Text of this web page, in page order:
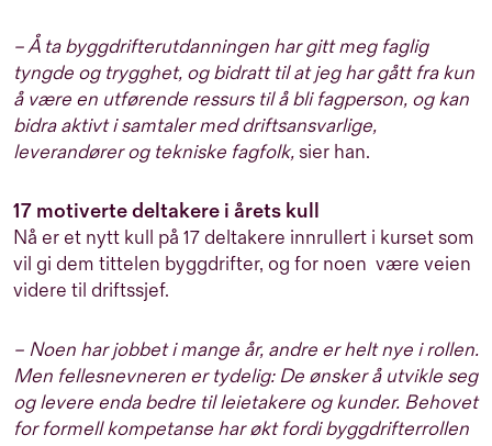
– Å ta byggdrifterutdanningen har gitt meg faglig
tyngde og trygghet, og bidratt til at jeg har gått fra kun
å være en utførende ressurs til å bli fagperson, og kan
bidra aktivt i samtaler med driftsansvarlige,
leverandører og tekniske fagfolk,sier han.
17 motiverte deltakere i årets kull
Nå er et nytt kull på 17 deltakere innrullert i kurset som
vil gi dem tittelen byggdrifter, og for noen være veien
videre til driftssjef.
– Noen har jobbet i mange år, andre er helt nye i rollen.
Men fellesnevneren er tydelig: De ønsker å utvikle seg
og levere enda bedre til leietakere og kunder. Behovet
for formell kompetanse har økt fordi byggdrifterrollen